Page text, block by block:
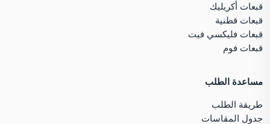
قبعات أكريليك
قبعات قطنية
قبعات فليكسي فيت
قبعات فوم
مساعدة الطلب
طريقة الطلب
جدول المقاسات